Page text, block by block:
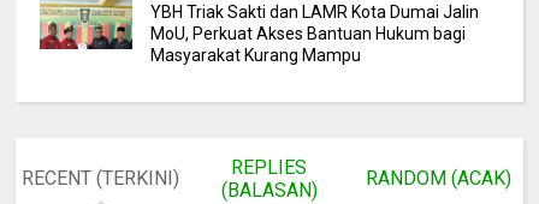
YBH Triak Sakti dan LAMR Kota Dumai Jalin
MoU, Perkuat Akses Bantuan Hukum bagi
Masyarakat Kurang Mampu
RECENT (TERKINI)
REPLIES
(BALASAN)
RANDOM (ACAK)